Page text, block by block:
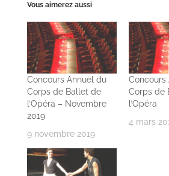
Vous aimerez aussi
Concours Annuel du
Corps de Ballet de
l’Opéra – Novembre
2019
9 novembre 2019
Concours
Corps de
l’Opéra
4 mars